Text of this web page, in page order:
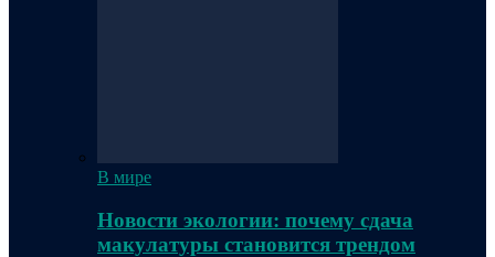
В мире
Новости экологии: почему сдача
макулатуры становится трендом